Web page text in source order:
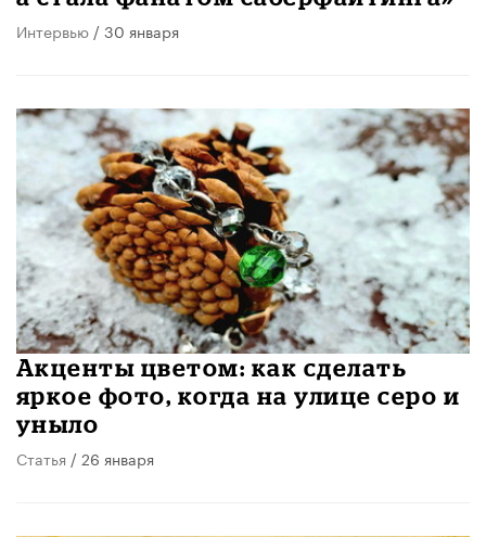
Интервью / 30 января
Акценты цветом: как сделать
яркое фото, когда на улице серо и
уныло
Статья / 26 января